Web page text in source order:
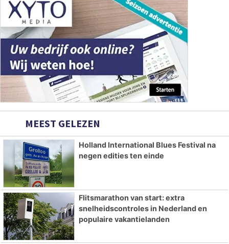
MEEST GELEZEN
Holland International Blues Festival na
negen edities ten einde
Flitsmarathon van start: extra
snelheidscontroles in Nederland en
populaire vakantielanden